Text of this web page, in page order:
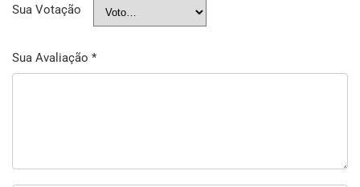
Sua Votação
Sua Avaliação *